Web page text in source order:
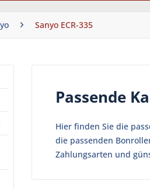
Sanyo ECR-335
Passende
Hier finden Sie die
die passenden
Zahlungsarten und